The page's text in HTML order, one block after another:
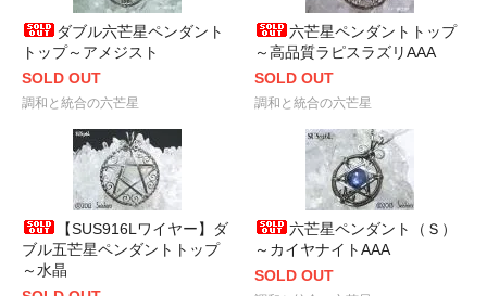
ダブル六芒星ペンダント
トップ～アメジスト
SOLD OUT
調和と統合の六芒星
六芒星ペンダントトップ
～高品質ラピスラズリAAA
SOLD OUT
調和と統合の六芒星
【SUS916Lワイヤー】ダ
ブル五芒星ペンダントトップ
～水晶
六芒星ペンダント（Ｓ）
～カイヤナイトAAA
SOLD OUT